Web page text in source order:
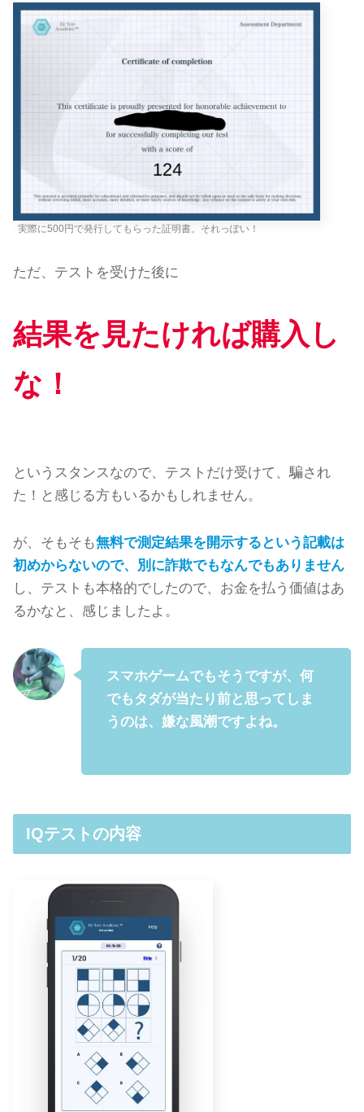
実際に500円で発行してもらった証明書。それっぽい！
ただ、テストを受けた後に
結果を見たければ購入し
な！
というスタンスなので、テストだけ受けて、騙され
た！と感じる方もいるかもしれません。
が、そもそも無料で測定結果を開示するという記載は
初めからないので、別に詐欺でもなんでもありません
し、テストも本格的でしたので、お金を払う価値はあ
るかなと、感じましたよ。
スマホゲームでもそうですが、何
でもタダが当たり前と思ってしま
うのは、嫌な風潮ですよね。
IQテストの内容